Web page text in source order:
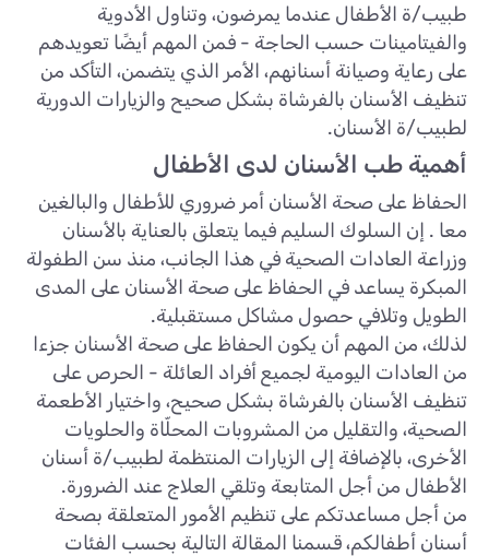
طبيب/ة الأطفال عندما يمرضون، وتناول الأدوية
والفيتامينات حسب الحاجة - فمن المهم أيضًا تعويدهم
على رعاية وصيانة أسنانهم، الأمر الذي يتضمن، التأكد من
تنظيف الأسنان بالفرشاة بشكل صحيح والزيارات الدورية
لطبيب/ة الأسنان.
أهمية طب الأسنان لدى الأطفال
الحفاظ على صحة الأسنان أمر ضروري للأطفال والبالغين
معا . إن السلوك السليم فيما يتعلق بالعناية بالأسنان
وزراعة العادات الصحية في هذا الجانب، منذ سن الطفولة
المبكرة يساعد في الحفاظ على صحة الأسنان على المدى
الطويل وتلافي حصول مشاكل مستقبلية.
لذلك، من المهم أن يكون الحفاظ على صحة الأسنان جزءا
من العادات اليومية لجميع أفراد العائلة - الحرص على
تنظيف الأسنان بالفرشاة بشكل صحيح، واختيار الأطعمة
الصحية، والتقليل من المشروبات المحلّاة والحلويات
الأخرى، بالإضافة إلى الزيارات المنتظمة لطبيب/ة أسنان
الأطفال من أجل المتابعة وتلقي العلاج عند الضرورة.
من أجل مساعدتكم على تنظيم الأمور المتعلقة بصحة
أسنان أطفالكم، قسمنا المقالة التالية بحسب الفئات